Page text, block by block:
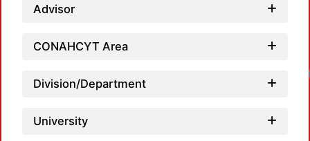
Advisor
CONAHCYT Area
Division/Department
University